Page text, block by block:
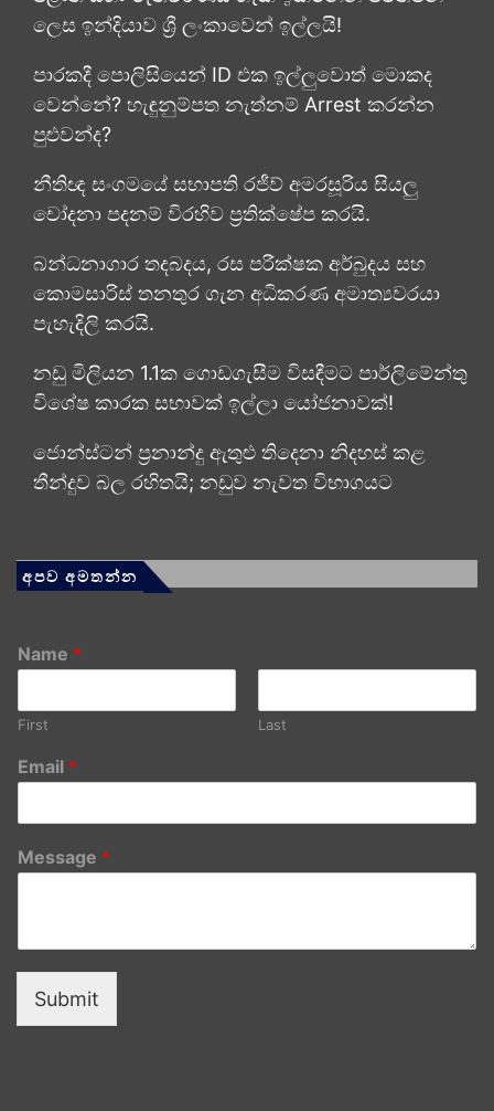
ලෙස ඉන්දියාව ශ්‍රී ලංකාවෙන් ඉල්ලයි!
පාරකදී පොලිසියෙන් ID එක ඉල්ලුවොත් මොකද
වෙන්නේ? හැඳුනුම්පත නැත්නම් Arrest කරන්න
පුළුවන්ද?
නීතිඥ සංගමයේ සභාපති රජීව් අමරසූරිය සියලු
චෝදනා පදනම් විරහිව ප්‍රතික්ෂේප කරයි.
බන්ධනාගාර තදබදය, රස පරීක්ෂක අර්බුදය සහ
කොමසාරිස් තනතුර ගැන අධිකරණ අමාත්‍යවරයා
පැහැදිලි කරයි.
නඩු මිලියන 1.1ක ගොඩගැසීම විසඳීමට පාර්ලිමේන්තු
විශේෂ කාරක සභාවක් ඉල්ලා යෝජනාවක්!
ජොන්ස්ටන් ප්‍රනාන්දු ඇතුළු තිදෙනා නිදහස් කළ
තීන්දුව බල රහිතයි; නඩුව නැවත විභාගයට
අපව අමතන්න
Name *
First Last
Email *
Message *
Submit